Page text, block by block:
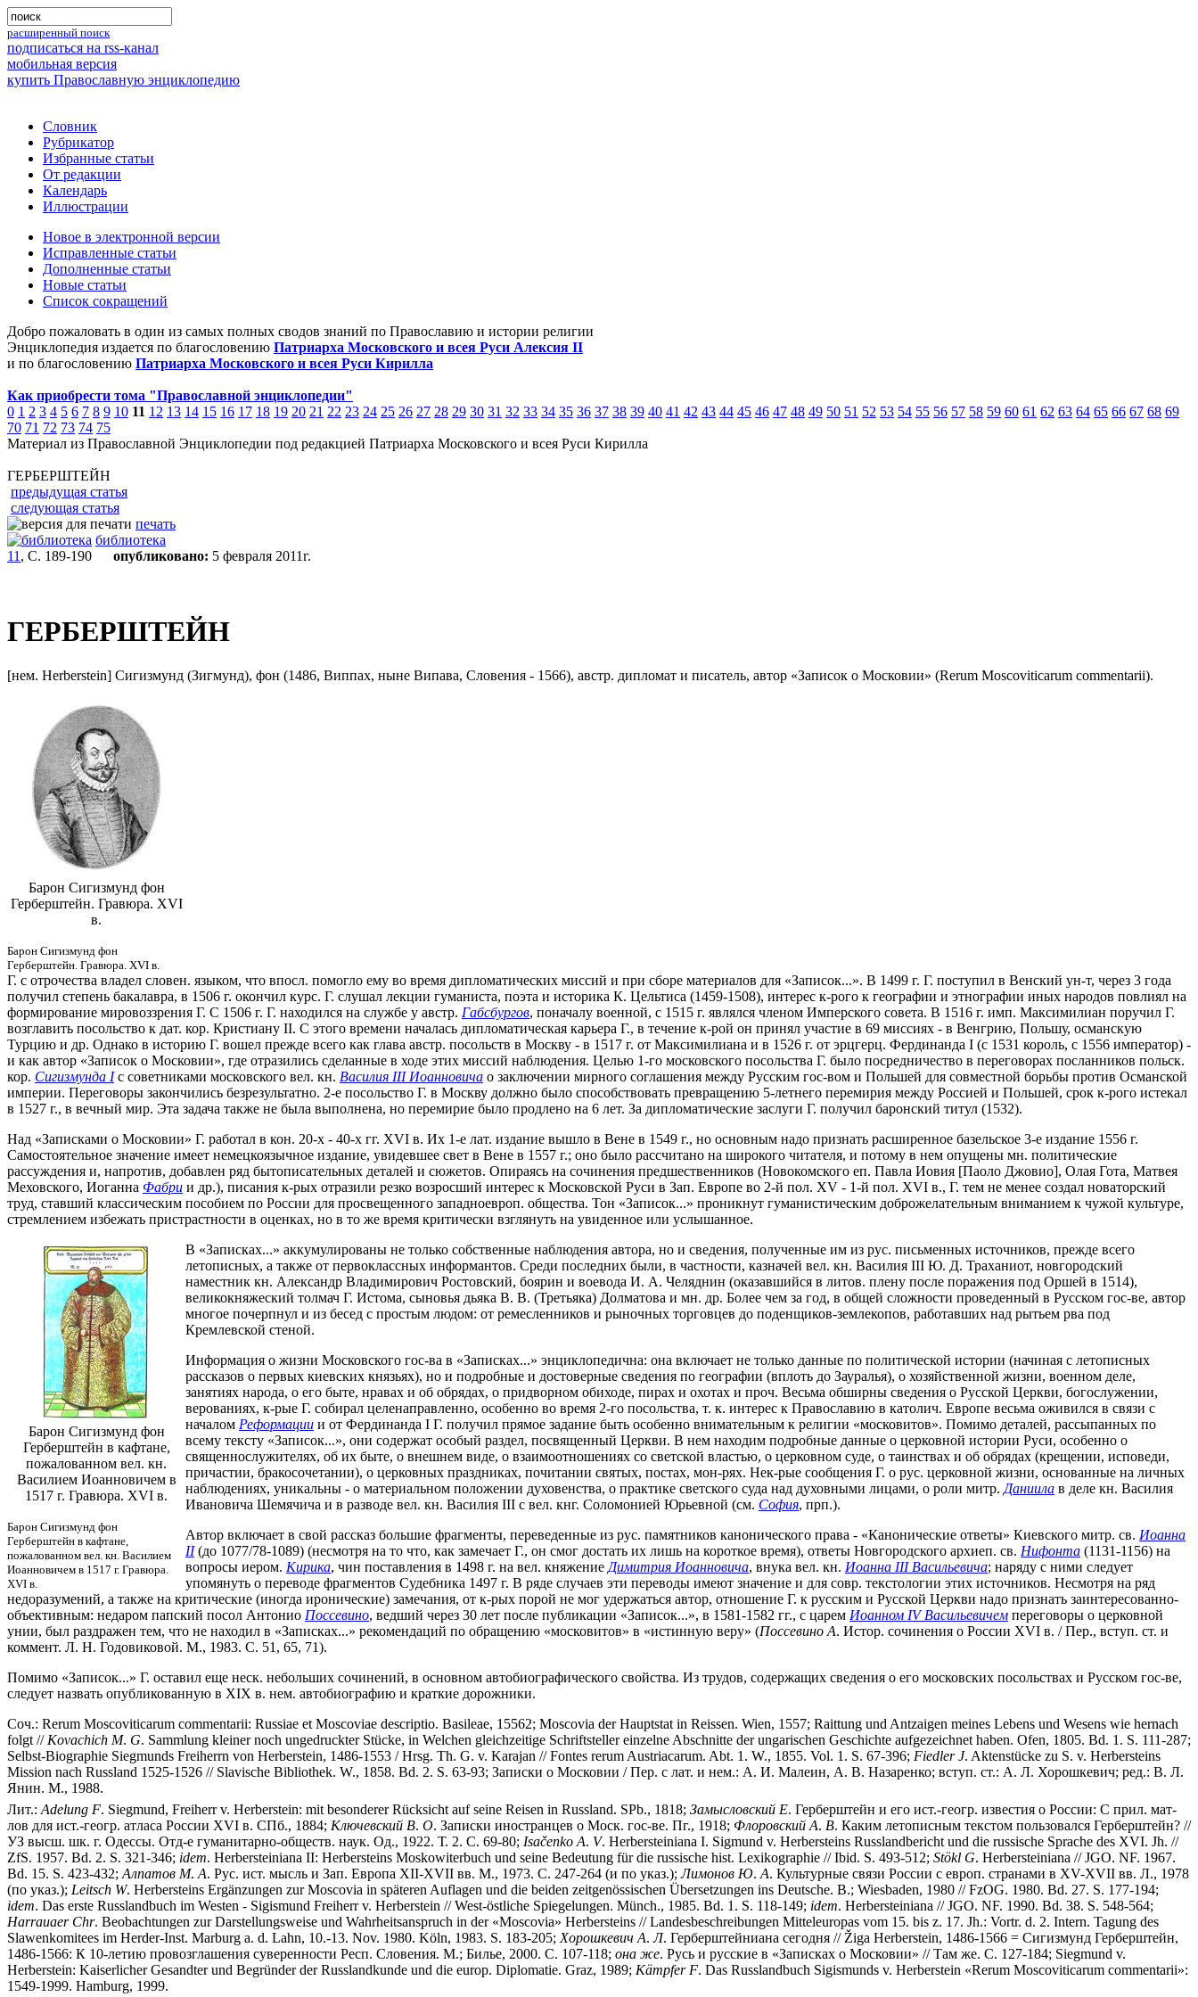
расширенный поиск
подписаться на rss-канал
мобильная версия
купить Православную энциклопедию
Словник
Рубрикатор
Избранные статьи
От редакции
Календарь
Иллюстрации
Новое в электронной версии
Исправленные статьи
Дополненные статьи
Новые статьи
Список сокращений
Добро пожаловать в один из самых полных сводов знаний по Православию и истории религии
Энциклопедия издается по благословению Патриарха Московского и всея Руси Алексия II
и по благословению Патриарха Московского и всея Руси Кирилла
Как приобрести тома "Православной энциклопедии"
0 1 2 3 4 5 6 7 8 9 10 11 12 13 14 15 16 17 18 19 20 21 22 23 24 25 26 27 28 29 30 31 32 33 34 35 36 37 38 39 40 41 42 43 44 45 46 47 48 49 50 51 52 53 54 55 56 57 58 59 60 61 62 63 64 65 66 67 68 69
70 71 72 73 74 75
Материал из Православной Энциклопедии под редакцией Патриарха Московского и всея Руси Кирилла
ГЕРБЕРШТЕЙН
предыдущая статья
следующая статья
печать
библиотека
11 , С. 189-190 опубликовано: 5 февраля 2011г.
ГЕРБЕРШТЕЙН
[нем. Herberstein] Сигизмунд (Зигмунд), фон (1486, Виппах, ныне Випава, Словения - 1566), австр. дипломат и писатель, автор «Записок о Московии» (Rerum Moscoviticarum commentarii).
Барон Сигизмунд фон
Герберштейн. Гравюра. XVI
в.
Барон Сигизмунд фон
Герберштейн. Гравюра. XVI в.
Г. с отрочества владел словен. языком, что впосл. помогло ему во время дипломатических миссий и при сборе материалов для «Записок...». В 1499 г. Г. поступил в Венский ун-т, через 3 года
получил степень бакалавра, в 1506 г. окончил курс. Г. слушал лекции гуманиста, поэта и историка К. Цельтиса (1459-1508), интерес к-рого к географии и этнографии иных народов повлиял на
формирование мировоззрения Г. С 1506 г. Г. находился на службе у австр. Габсбургов, поначалу военной, с 1515 г. являлся членом Имперского совета. В 1516 г. имп. Максимилиан поручил Г.
возглавить посольство к дат. кор. Кристиану II. С этого времени началась дипломатическая карьера Г., в течение к-рой он принял участие в 69 миссиях - в Венгрию, Польшу, османскую
Турцию и др. Однако в историю Г. вошел прежде всего как глава австр. посольств в Москву - в 1517 г. от Максимилиана и в 1526 г. от эрцгерц. Фердинанда I (с 1531 король, с 1556 император) -
и как автор «Записок о Московии», где отразились сделанные в ходе этих миссий наблюдения. Целью 1-го московского посольства Г. было посредничество в переговорах посланников польск.
кор. Сигизмунда Iс советниками московского вел. кн. Василия III Иоанновича о заключении мирного соглашения между Русским гос-вом и Польшей для совместной борьбы против Османской
империи. Переговоры закончились безрезультатно. 2-е посольство Г. в Москву должно было способствовать превращению 5-летнего перемирия между Россией и Польшей, срок к-рого истекал
в 1527 г., в вечный мир. Эта задача также не была выполнена, но перемирие было продлено на 6 лет. За дипломатические заслуги Г. получил баронский титул (1532).
Над «Записками о Московии» Г. работал в кон. 20-х - 40-х гг. XVI в. Их 1-е лат. издание вышло в Вене в 1549 г., но основным надо признать расширенное базельское 3-е издание 1556 г.
Самостоятельное значение имеет немецкоязычное издание, увидевшее свет в Вене в 1557 г.; оно было рассчитано на широкого читателя, и потому в нем опущены мн. политические
рассуждения и, напротив, добавлен ряд бытописательных деталей и сюжетов. Опираясь на сочинения предшественников (Новокомского еп. Павла Иовия [Паоло Джовио], Олая Гота, Матвея
Меховского, Иоганна Фабри и др.), писания к-рых отразили резко возросший интерес к Московской Руси в Зап. Европе во 2-й пол. XV - 1-й пол. XVI в., Г. тем не менее создал новаторский
труд, ставший классическим пособием по России для просвещенного западноевроп. общества. Тон «Записок...» проникнут гуманистическим доброжелательным вниманием к чужой культуре,
стремлением избежать пристрастности в оценках, но в то же время критически взглянуть на увиденное или услышанное.
Барон Сигизмунд фон
Герберштейн в кафтане,
пожалованном вел. кн.
Василием Иоанновичем в
1517 г. Гравюра. XVI в.
Барон Сигизмунд фон
Герберштейн в кафтане,
пожалованном вел. кн. Василием
Иоанновичем в 1517 г. Гравюра.
XVI в.
В «Записках...» аккумулированы не только собственные наблюдения автора, но и сведения, полученные им из рус. письменных источников, прежде всего
летописных, а также от первоклассных информантов. Среди последних были, в частности, казначей вел. кн. Василия III Ю. Д. Траханиот, новгородский
наместник кн. Александр Владимирович Ростовский, боярин и воевода И. А. Челяднин (оказавшийся в литов. плену после поражения под Оршей в 1514),
великокняжеский толмач Г. Истома, сыновья дьяка В. В. (Третьяка) Долматова и мн. др. Более чем за год, в общей сложности проведенный в Русском гос-ве, автор
многое почерпнул и из бесед с простым людом: от ремесленников и рыночных торговцев до поденщиков-землекопов, работавших над рытьем рва под
Кремлевской стеной.
Информация о жизни Московского гос-ва в «Записках...» энциклопедична: она включает не только данные по политической истории (начиная с летописных
рассказов о первых киевских князьях), но и подробные и достоверные сведения по географии (вплоть до Зауралья), о хозяйственной жизни, военном деле,
занятиях народа, о его быте, нравах и об обрядах, о придворном обиходе, пирах и охотах и проч. Весьма обширны сведения о Русской Церкви, богослужении,
верованиях, к-рые Г. собирал целенаправленно, особенно во время 2-го посольства, т. к. интерес к Православию в католич. Европе весьма оживился в связи с
началом Реформации и от Фердинанда I Г. получил прямое задание быть особенно внимательным к религии «московитов». Помимо деталей, рассыпанных по
всему тексту «Записок...», они содержат особый раздел, посвященный Церкви. В нем находим подробные данные о церковной истории Руси, особенно о
священнослужителях, об их быте, о внешнем виде, о взаимоотношениях со светской властью, о церковном суде, о таинствах и об обрядах (крещении, исповеди,
причастии, бракосочетании), о церковных праздниках, почитании святых, постах, мон-рях. Нек-рые сообщения Г. о рус. церковной жизни, основанные на личных
наблюдениях, уникальны - о материальном положении духовенства, о практике светского суда над духовными лицами, о роли митр. Даниила в деле кн. Василия
Ивановича Шемячича и в разводе вел. кн. Василия III с вел. кнг. Соломонией Юрьевной (см. София, прп.).
Автор включает в свой рассказ большие фрагменты, переведенные из рус. памятников канонического права - «Канонические ответы» Киевского митр. св. Иоанна
II(до 1077/78-1089) (несмотря на то что, как замечает Г., он смог достать их лишь на короткое время), ответы Новгородского архиеп. св. Нифонта (1131-1156) на
вопросы иером. Кирика, чин поставления в 1498 г. на вел. княжение Димитрия Иоанновича, внука вел. кн. Иоанна III Васильевича; наряду с ними следует
упомянуть о переводе фрагментов Судебника 1497 г. В ряде случаев эти переводы имеют значение и для совр. текстологии этих источников. Несмотря на ряд
недоразумений, а также на критические (иногда иронические) замечания, от к-рых порой не мог удержаться автор, отношение Г. к русским и Русской Церкви надо признать заинтересованно-
объективным: недаром папский посол Антонио Поссевино, ведший через 30 лет после публикации «Записок...», в 1581-1582 гг., с царем Иоанном IV Васильевичем переговоры о церковной
унии, был раздражен тем, что не находил в «Записках...» рекомендаций по обращению «московитов» в «истинную веру» (Поссевино А. Истор. сочинения о России XVI в. / Пер., вступ. ст. и
коммент. Л. Н. Годовиковой. М., 1983. С. 51, 65, 71).
Помимо «Записок...» Г. оставил еще неск. небольших сочинений, в основном автобиографического свойства. Из трудов, содержащих сведения о его московских посольствах и Русском гос-ве,
следует назвать опубликованную в XIX в. нем. автобиографию и краткие дорожники.
Соч.: Rerum Moscoviticarum commentarii: Russiae et Moscoviae descriptio. Basileae, 15562; Moscovia der Hauptstat in Reissen. Wien, 1557; Raittung und Antzaigen meines Lebens und Wesens wie hernach
folgt // Kovachich M. G. Sammlung kleiner noch ungedruckter Stücke, in Welchen gleichzeitige Schriftsteller einzelne Abschnitte der ungarischen Geschichte aufgezeichnet haben. Ofen, 1805. Bd. 1. S. 111-287;
Selbst-Biographie Siegmunds Freiherrn von Herberstein, 1486-1553 / Hrsg. Th. G. v. Karajan // Fontes rerum Austriacarum. Abt. 1. W., 1855. Vol. 1. S. 67-396; Fiedler J. Aktenstücke zu S. v. Herbersteins
Mission nach Russland 1525-1526 // Slavische Bibliothek. W., 1858. Bd. 2. S. 63-93; Записки о Московии / Пер. с лат. и нем.: А. И. Малеин, А. В. Назаренко; вступ. ст.: А. Л. Хорошкевич; ред.: В. Л.
Янин. М., 1988.
Лит.: Adelung F. Siegmund, Freiherr v. Herberstein: mit besonderer Rücksicht auf seine Reisen in Russland. SPb., 1818; Замысловский Е. Герберштейн и его ист.-геогр. известия о России: С прил. мат-
лов для ист.-геогр. атласа России XVI в. СПб., 1884; Ключевский В. О. Записки иностранцев о Моск. гос-ве. Пг., 1918; Флоровский А. В. Каким летописным текстом пользовался Герберштейн? //
УЗ высш. шк. г. Одессы. Отд-е гуманитарно-обществ. наук. Од., 1922. Т. 2. С. 69-80; Isačenko A. V. Herbersteiniana I. Sigmund v. Herbersteins Russlandbericht und die russische Sprache des XVI. Jh. //
ZfS. 1957. Bd. 2. S. 321-346; idem. Herbersteiniana II: Herbersteins Moskowiterbuch und seine Bedeutung für die russische hist. Lexikographie // Ibid. S. 493-512; Stökl G. Herbersteiniana // JGO. NF. 1967.
Bd. 15. S. 423-432; Алпатов М. А. Рус. ист. мысль и Зап. Европа XII-XVII вв. М., 1973. С. 247-264 (и по указ.);Лимонов Ю. А. Культурные связи России с европ. странами в XV-XVII вв. Л., 1978
(по указ.); Leitsch W. Herbersteins Ergänzungen zur Moscovia in späteren Auflagen und die beiden zeitgenössischen Übersetzungen ins Deutsche. B.; Wiesbaden, 1980 // FzOG. 1980. Bd. 27. S. 177-194;
idem. Das erste Russlandbuch im Westen - Sigismund Freiherr v. Herberstein // West-östliche Spiegelungen. Münch., 1985. Bd. 1. S. 118-149; idem. Herbersteiniana // JGO. NF. 1990. Bd. 38. S. 548-564;
Harrauaer Chr. Beobachtungen zur Darstellungsweise und Wahrheitsanspruch in der «Moscovia» Herbersteins // Landesbeschreibungen Mitteleuropas vom 15. bis z. 17. Jh.: Vortr. d. 2. Intern. Tagung des
Slawenkomitees im Herder-Inst. Marburg a. d. Lahn, 10.-13. Nov. 1980. Köln, 1983. S. 183-205; Хорошкевич А.Л. Герберштейниана сегодня // Žiga Herberstein, 1486-1566 = Сигизмунд Герберштейн,
1486-1566: К 10-летию провозглашения суверенности Респ. Словения. М.; Билье, 2000. С. 107-118; она же. Русь и русские в «Записках о Московии» // Там же. С. 127-184; Siegmund v.
Herberstein: Kaiserlicher Gesandter und Begründer der Russlandkunde und die europ. Diplomatie. Graz, 1989; Kämpfer F. Das Russlandbuch Sigismunds v. Herberstein «Rerum Moscoviticarum commentarii»:
1549-1999. Hamburg, 1999.